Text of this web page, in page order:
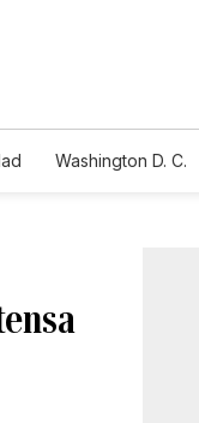
Washington D. C.